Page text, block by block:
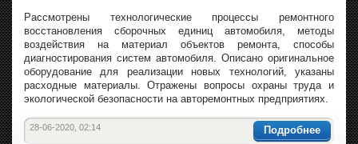
Рассмотрены технологические процессы ремонтного
восстановления сборочных единиц автомобиля, методы
воздействия на материал объектов ремонта, способы
диагностирования систем автомобиля. Описано оригинальное
оборудование для реализации новых технологий, указаны
расходные материалы. Отражены вопросы охраны труда и
экологической безопасности на авторемонтных предприятиях.
Подробнее
28-06-2020, 02:14